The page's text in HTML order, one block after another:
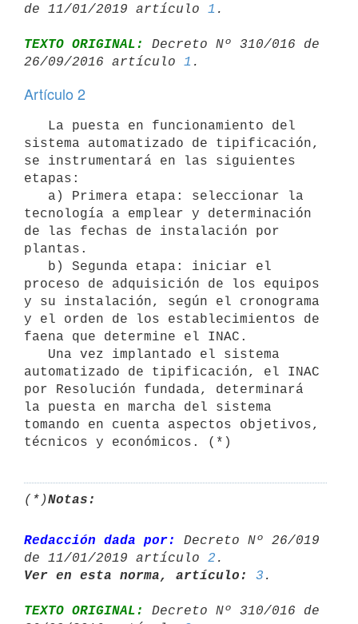
de 11/01/2019 artículo 1
TEXTO ORIGINAL:
Decreto Nº 310/016 de
26/09/2016 artículo 1
Artículo 2
sistema automatizado de tipificación,
se instrumentará en las siguientes
etapas:
tecnología a emplear y determinación
de las fechas de instalación por
plantas.
proceso de adquisición de los equipos
y su instalación, según el cronograma
y el orden de los establecimientos de
faena que determine el INAC.
automatizado de tipificación, el INAC
por Resolución fundada, determinará
la puesta en marcha del sistema
tomando en cuenta aspectos objetivos,
técnicos y económicos. (*)
(*)Notas:
Redacción dada por:
Decreto Nº 26/019
de 11/01/2019 artículo 2
Ver en esta norma, artículo:
3
TEXTO ORIGINAL:
Decreto Nº 310/016 de